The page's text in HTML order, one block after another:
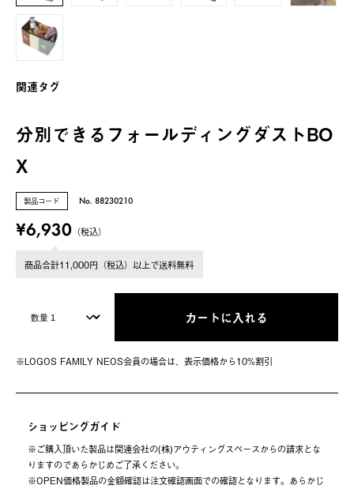
関連タグ
分別できるフォールディングダストBO
X
製品コード No. 88230210
¥6,930 （税込）
商品合計11,000円（税込）以上で送料無料
カートに入れる
※LOGOS FAMILY NEOS会員の場合は、表⽰価格から10%割引
ショッピングガイド
※ご購⼊頂いた製品は関連会社の(株)アウティングスペースからの請求とな
りますのであらかじめご了承ください。
※OPEN価格製品の⾦額確認は注⽂確認画⾯での確認となります。あらかじ